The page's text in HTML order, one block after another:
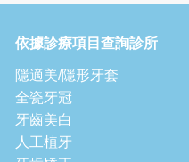
依據診療項目查詢診所
隱適美/隱形牙套
全瓷牙冠
牙齒美白
人工植牙